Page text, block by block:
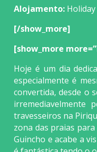
Alojamento:
[/show_more]
[show_more
Hoje é um dia
especialmente é
convertida, desde o
travesseiros na
zona das praias
Guincho e acabe a